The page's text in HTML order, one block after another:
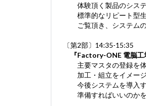
体験頂く製品のシステ
標準的なリピート型生
ご覧頂き、システムの
〔第2部〕14:35-15:35
『Factory-ONE 電脳
主要マスタの登録を体
加工・組立をイメージし
今後システムを導入す
準備すればいいのかを